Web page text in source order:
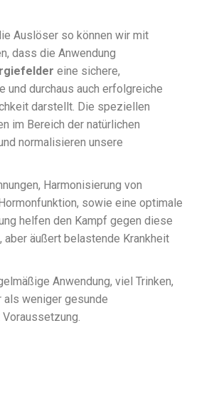
Auslöser so können wir mit
dass die Anwendung
eine sichere,
und durchaus auch erfolgreiche
darstellt. Die speziellen
im Bereich der natürlichen
normalisieren unsere
Harmonisierung von
sowie eine optimale
helfen den Kampf gegen diese
aber äußert belastende Krankheit
Anwendung, viel Trinken,
als weniger gesunde